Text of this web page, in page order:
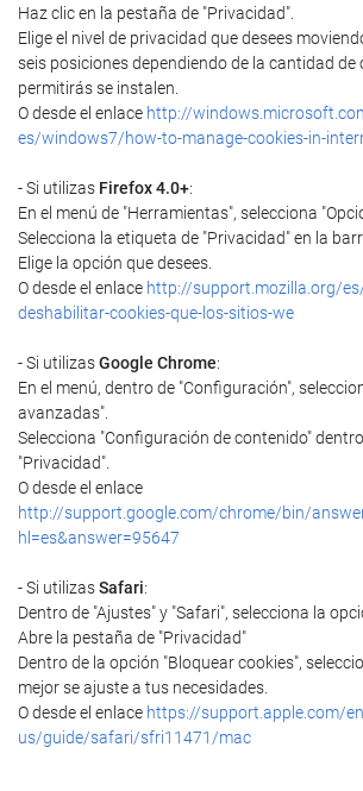
Haz clic en la pestaña de "Privacidad".
Elige el nivel de privacidad que desees
seis posiciones dependiendo de la cantidad de
permitirás se instalen.
O desde el enlace http://
es/windows7/how-to-manage-cookies-in-
- Si utilizas Firefox 4.0+:
En el menú de "Herramientas", selecciona
Selecciona la etiqueta de "Privacidad" en la
Elige la opción que desees.
O desde el enlace http://support.mozilla.org/
deshabilitar-cookies-que-los-sitios-we
- Si utilizasGoogle Chrome:
En el menú, dentro de "Configuración",
avanzadas".
Selecciona "Configuración de contenido"
"Privacidad".
O desde el enlace
http://support.google.com/chrome/bin/
hl=es&answer=95647
- Si utilizasSafari:
Dentro de "Ajustes" y "Safari", selecciona la
Abre la pestaña de "Privacidad"
Dentro de la opción "Bloquear cookies",
mejor se ajuste a tus necesidades.
O desde el enlace https://support.apple.com/
us/guide/safari/sfri11471/mac